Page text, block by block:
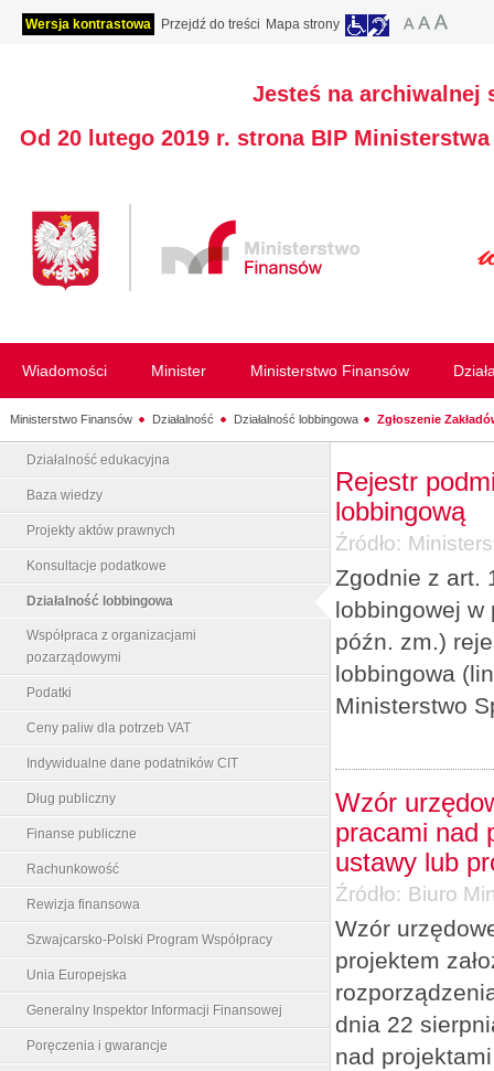
Wersja kontrastowa Przejdź do treści Mapa strony
Jesteś na archiwalnej
Od 20 lutego 2019 r. strona BIP
Wiadomości Minister Ministerstwo Finansów
Ministerstwo Finansów Działalność Działalność lobbingowa Zgłoszenie
Działalność edukacyjna
Baza wiedzy
Projekty aktów prawnych
Konsultacje podatkowe
Działalność lobbingowa
Współpraca z organizacjami
pozarządowymi
Podatki
Ceny paliw dla potrzeb VAT
Indywidualne dane podatników CIT
Dług publiczny
Finanse publiczne
Rachunkowość
Rewizja finansowa
Szwajcarsko-Polski Program Współpracy
Unia Europejska
Generalny Inspektor Informacji Finansowej
Poręczenia i gwarancje
Rejestr
lobbingową
Źródło:
Zgodnie z art.
lobbingowej w
późn. zm.)
lobbingowa
Ministerstwo
Wzór
pracami nad
ustawy lub
Źródło: Biuro
Wzór
projektem
dnia 22
nad